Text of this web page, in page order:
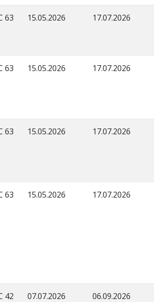
63 15.05.2026 17.07.2026
63 15.05.2026 17.07.2026
63 15.05.2026 17.07.2026
63 15.05.2026 17.07.2026
42 07.07.2026 06.09.2026